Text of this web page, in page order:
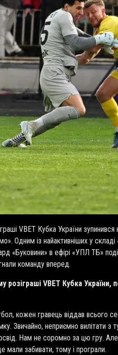
VBET Кубка України зупинився
Одним із найактивніших у
«Буковини» в ефірі «УПЛ ТБ»
команду вперед.
розіграші VBET Кубка
кожен гравець віддав всього
Звичайно, неприємно вилітати
Нам не соромно за цю гру.
мали забивати, тому і програли.